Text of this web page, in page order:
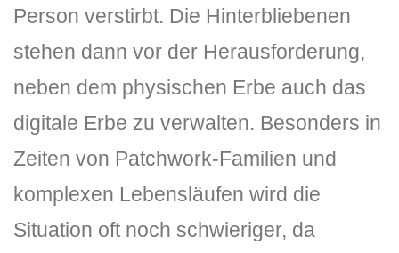
Person verstirbt. Die Hinterbliebenen
stehen dann vor der Herausforderung,
neben dem physischen Erbe auch das
digitale Erbe zu verwalten. Besonders in
Zeiten von Patchwork-Familien und
komplexen Lebensläufen wird die
Situation oft noch schwieriger, da